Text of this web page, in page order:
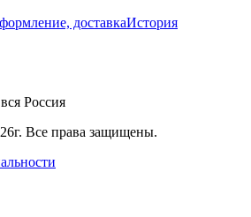
доставкаИстория
Россия
Все права защищены.